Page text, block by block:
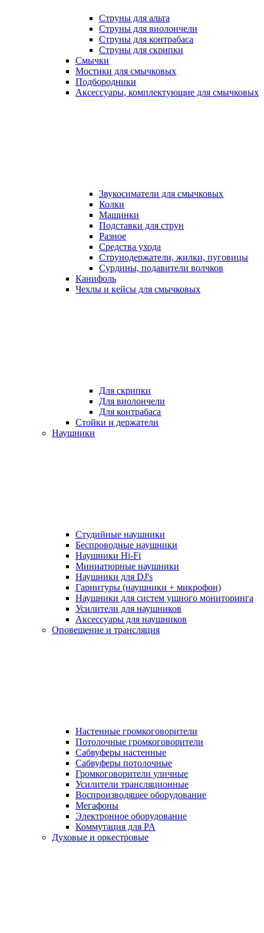
Струны для альта
Струны для виолончели
Струны для контрабаса
Струны для скрипки
Смычки
Мостики для смычковых
Подбородники
Аксеcсуары, комплектующие для смычковых
Звукосиматели для смычковых
Колки
Машинки
Подставки для струн
Разное
Средства ухода
Струнодержатели, жилки, пуговицы
Сурдины, подавители волчков
Канифоль
Чехлы и кейсы для смычковых
Для скрипки
Для виолончели
Для контрабаса
Стойки и держатели
Наушники
Студийные наушники
Беспроводные наушники
Наушники Hi-Fi
Миниатюрные наушники
Наушники для DJ's
Гарнитуры (наушники + микрофон)
Наушники для систем ушного мониторинга
Усилители для наушников
Аксессуары для наушников
Оповещение и трансляция
Настенные громкоговорители
Потолочные громкоговорители
Сабвуферы настенные
Сабвуферы потолочные
Громкоговорители уличные
Усилители трансляционные
Воспроизводящее оборудование
Мегафоны
Электронное оборудование
Коммутация для PA
Духовые и оркестровые